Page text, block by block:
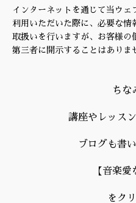
インターネットを通じて当ウェ
利用いただいた際に、必要な情
取扱いを行いますが、お客様の
第三者に開示することはありま
ちな
講座やレッス
ブログも書
【 音楽愛
をク